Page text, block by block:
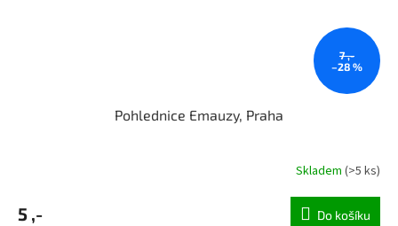
7 ,-
–28 %
Pohlednice Emauzy, Praha
Skladem (>5 ks)
5 ,- Do košíku